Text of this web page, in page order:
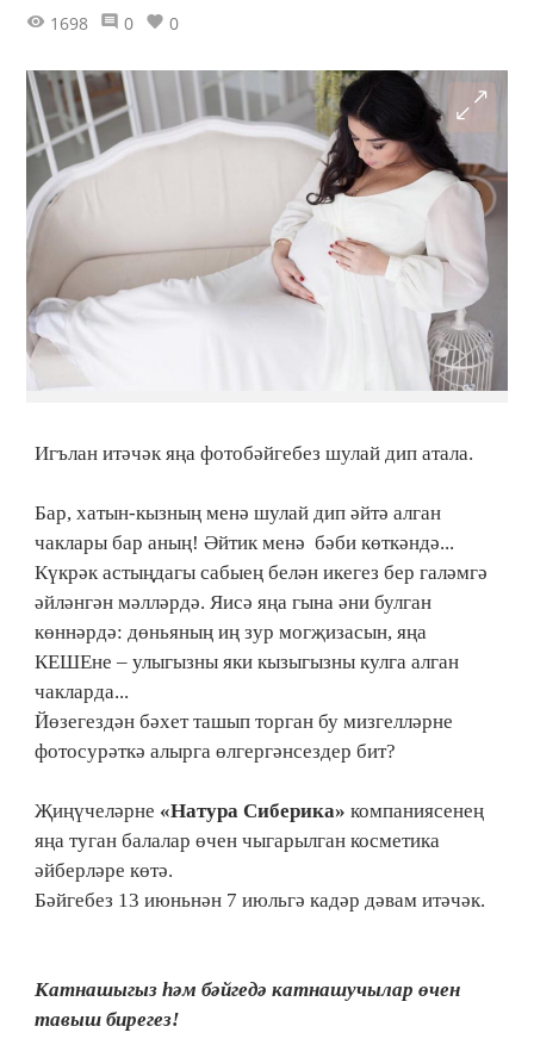
1698 0 0
Игълан итәчәк яңа фотобәйгебез шулай дип атала.
Бар, хатын-кызның менә шулай дип әйтә алган
чаклары бар аның! Әйтик менә бәби көткәндә...
Күкрәк астыңдагы сабыең белән икегез бер галәмгә
әйләнгән мәлләрдә. Яисә яңа гына әни булган
көннәрдә: дөньяның иң зур могҗизасын, яңа
КЕШЕне – улыгызны яки кызыгызны кулга алган
чакларда...
Йөзегездән бәхет ташып торган бу мизгелләрне
фотосурәткә алырга өлгергәнсездер бит?
Җиңүчеләрне «Натура Сиберика» компаниясенең
яңа туган балалар өчен чыгарылган косметика
әйберләре көтә.
Бәйгебез 13 июньнән 7 июльгә кадәр дәвам итәчәк.
Катнашыгыз һәм бәйгедә катнашучылар өчен
тавыш бирегез!